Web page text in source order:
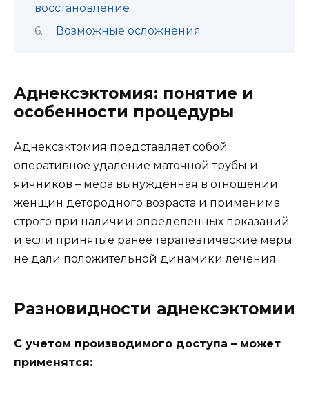
восстановление
Возможные осложнения
Аднексэктомия: понятие и
особенности процедуры
Аднексэктомия представляет собой
оперативное удаление маточной трубы и
яичников – мера вынужденная в отношении
женщин детородного возраста и применима
строго при наличии определенных показаний
и если принятые ранее терапевтические меры
не дали положительной динамики лечения.
Разновидности аднексэктомии
С учетом производимого доступа – может
применятся: